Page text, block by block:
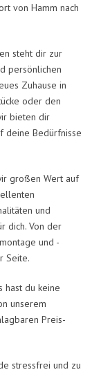
von Hamm nach
steht dir zur
persönlichen
Zuhause in
oder den
bieten dir
deine Bedürfnisse
großen Wert auf
und
dich. Von der
und -
Seite.
hast du keine
unserem
Preis-
stressfrei und zu